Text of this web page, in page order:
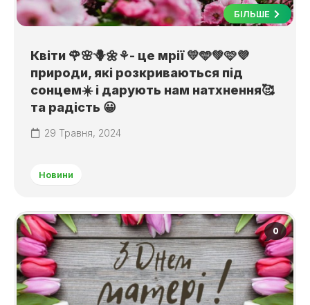
БІЛЬШЕ
Квіти 🌹🌸🪻🌼⚘️- це мрії 💛🩵💚🩷💜
природи, які розкриваються під
сонцем☀️ і дарують нам натхнення🥰
та радість 😀
29 Травня, 2024
Новини
0